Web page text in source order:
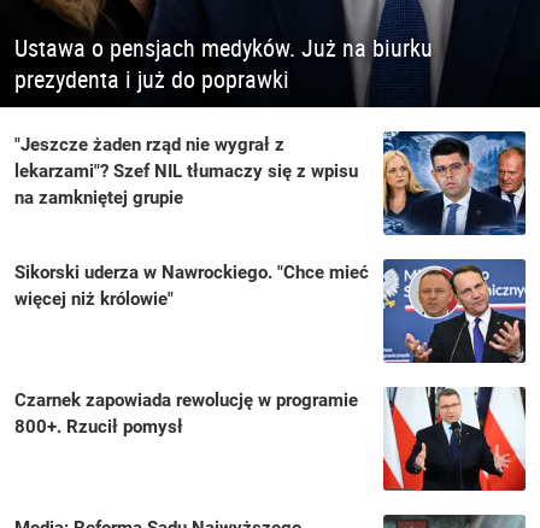
Ustawa o pensjach medyków. Już na biurku
prezydenta i już do poprawki
"Jeszcze żaden rząd nie wygrał z
lekarzami"? Szef NIL tłumaczy się z wpisu
na zamkniętej grupie
Sikorski uderza w Nawrockiego. "Chce mieć
więcej niż królowie"
Czarnek zapowiada rewolucję w programie
800+. Rzucił pomysł